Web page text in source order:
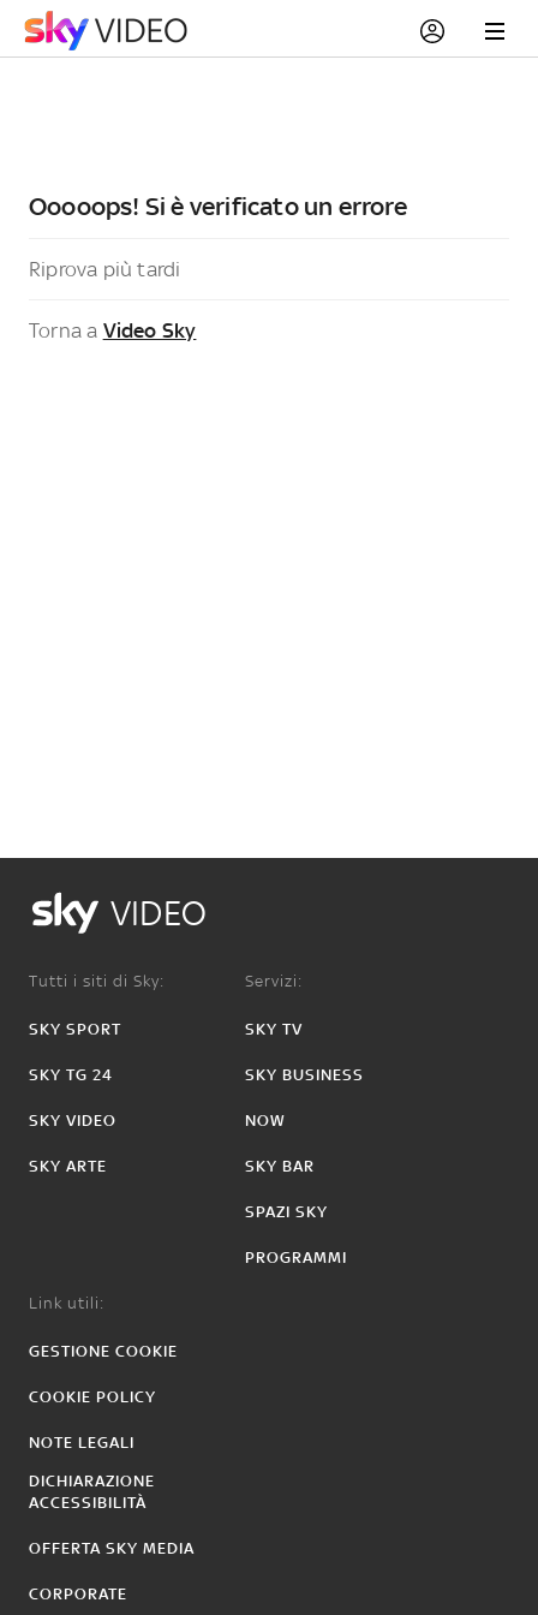
Ooooops! Si è verificato un errore
Riprova più tardi
Torna a Video Sky
VIDEO
Tutti i siti di Sky:
SKY SPORT
SKY TG 24
SKY VIDEO
SKY ARTE
Servizi:
SKY TV
SKY BUSINESS
NOW
SKY BAR
SPAZI SKY
PROGRAMMI
Link utili:
GESTIONE COOKIE
COOKIE POLICY
NOTE LEGALI
DICHIARAZIONE
ACCESSIBILITÀ
OFFERTA SKY MEDIA
CORPORATE